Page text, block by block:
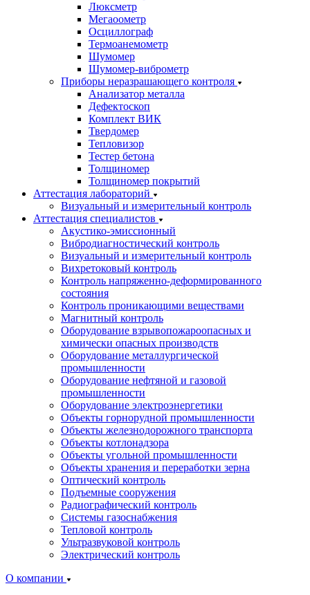
Люксметр
Мегаоометр
Осциллограф
Термоанемометр
Шумомер
Шумомер-виброметр
Приборы неразрашающего контроля
Анализатор металла
Дефектоскоп
Комплект ВИК
Твердомер
Тепловизор
Тестер бетона
Толщиномер
Толщиномер покрытий
Аттестация лабораторий
Визуальный и измерительный контроль
Аттестация специалистов
Акустико-эмиссионный
Вибродиагностический контроль
Визуальный и измерительный контроль
Вихретоковый контроль
Контроль напряженно-деформированного
состояния
Контроль проникающими веществами
Магнитный контроль
Оборудование взрывопожароопасных и
химически опасных производств
Оборудование металлургической
промышленности
Оборудование нефтяной и газовой
промышленности
Оборудование электроэнергетики
Объекты горнорудной промышленности
Объекты железнодорожного транспорта
Объекты котлонадзора
Объекты угольной промышленности
Объекты хранения и переработки зерна
Оптический контроль
Подъемные сооружения
Радиографический контроль
Системы газоснабжения
Тепловой контроль
Ультразвуковой контроль
Электрический контроль
О компании